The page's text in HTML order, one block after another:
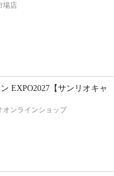
場店
EXPO2027【サンリオキャ
オンラインショップ